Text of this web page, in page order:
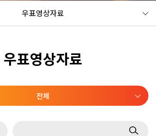
우표영상자료
우표영상자료
전체